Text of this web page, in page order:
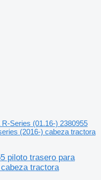
R-Series (01.16-) 2380955
(2016-) cabeza tractora
piloto trasero para
tractora